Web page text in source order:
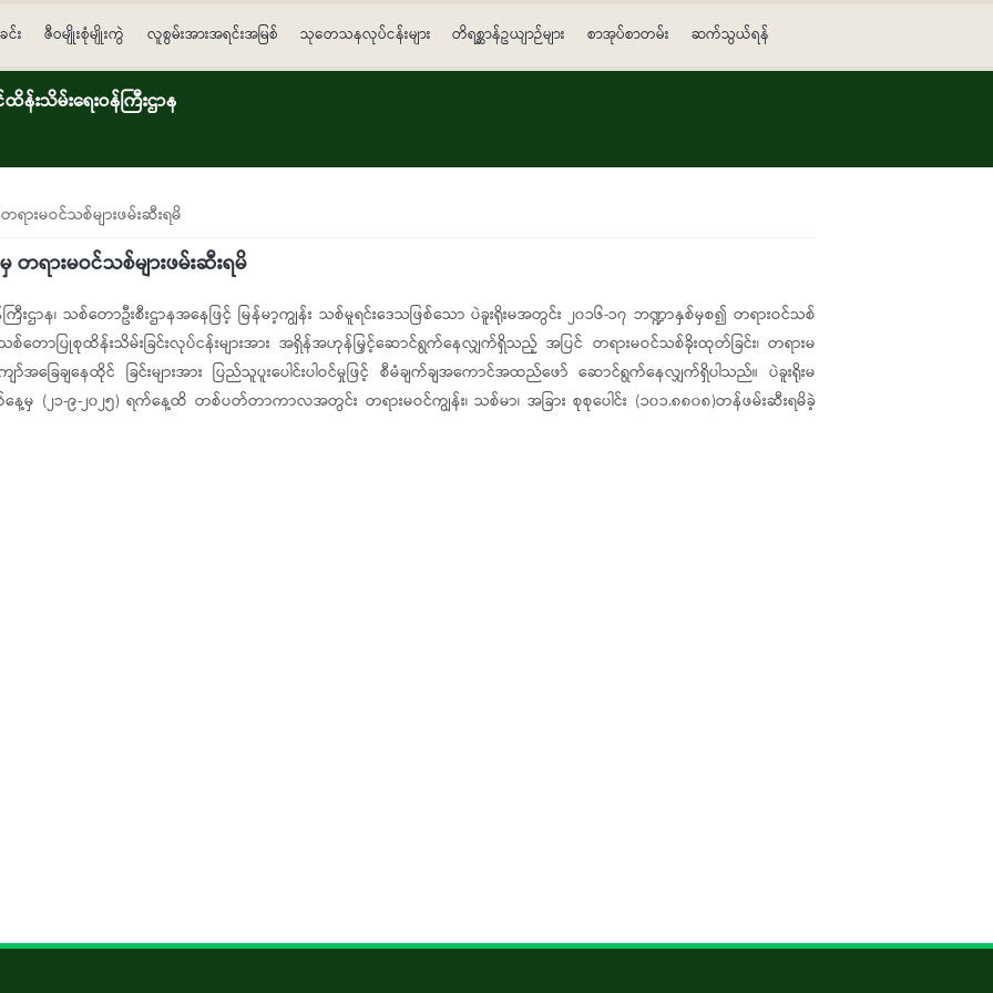
း ဇီဝမျိုးစုံမျိုးကွဲ လူစွမ်းအားအရင်းအမြစ် သုတေသနလုပ်ငန်းများ တိရစ္ဆာန်ဥယျာဉ်များ စာအုပ်စာတမ်း ဆက်သွယ်ရန်
သိမ်းရေးဝန်ကြီးဌာန
ားမဝင်သစ်များဖမ်းဆီးရမိ
တရားမဝင်သစ်များဖမ်းဆီးရမိ
ာန၊ သစ်တောဦးစီးဌာနအနေဖြင့် မြန်မာ့ကျွန်း သစ်မူရင်းဒေသဖြစ်သော ပဲခူးရိုးမအတွင်း ၂၀၁၆-၁၇ ဘဏ္ဍာနှစ်မှစ၍ တရားဝင်သစ်
စ်တောပြုစုထိန်းသိမ်းခြင်းလုပ်ငန်းများအား အရှိန်အဟုန်မြှင့်ဆောင်ရွက်နေလျှက်ရှိသည့် အပြင် တရားမဝင်သစ်ခိုးထုတ်ခြင်း၊ တရားမ
ာ်အခြေချနေထိုင် ခြင်းများအား ပြည်သူပူးပေါင်းပါဝင်မှုဖြင့် စီမံချက်ချအကောင်အထည်ဖော် ဆောင်ရွက်နေလျှက်ရှိပါသည်။ ပဲခူးရိုးမ
ေ့မှ (၂၁-၉-၂၀၂၅) ရက်နေ့ထိ တစ်ပတ်တာကာလအတွင်း တရားမဝင်ကျွန်း၊ သစ်မာ၊ အခြား စုစုပေါင်း (၁၀၁.၈၈၀၈)တန်ဖမ်းဆီးရမိခဲ့